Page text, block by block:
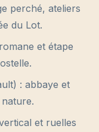
perché, ateliers
du Lot.
et étape
: abbaye et
et ruelles